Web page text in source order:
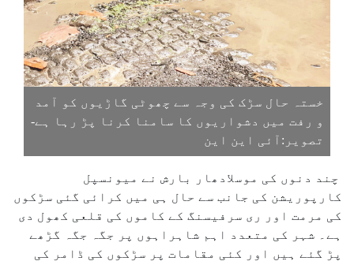
خستہ حال سڑک کی وجہ سے چھوٹی گاڑیوں کو آمد
و رفت میں دشواریوں کا سامنا کرنا پڑ رہا ہے-
تصویر:آئی این این
چند دنوں کی موسلادھار بارش نے میونسپل
کارپوریشن کی جانب سے حال ہی میں کرائی گئی سڑکوں
کی مرمت اور ری سرفیسنگ کے کاموں کی قلعی کھول دی
ہے۔ شہر کی متعدد اہم شاہراہوں پر جگہ جگہ گڑھے
پڑ گئے ہیں اور کئی مقامات پر سڑکوں کی ڈامر کی